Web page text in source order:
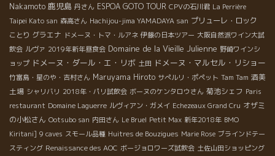
Nakamoto 鹿児島 丹さん ESPOA GOTO TOUR CPVの石川君 La Perrière
Taipei Kato san 森高さん Hachijou-jima YAMADAYA san プリューレ・ロック
ことり グラエナ ドメーヌ・トマ・ルアネ 伊藤の日本ツアー 大阪自然派ワイン大試
飲会 ルヴァ 2019年新年昼食会 Domaine de la Vieille Julienne 野崎ワインシ
ョップ ドメーヌ・ダール・エ・リボ 土田 ドメーヌ・マルセル・リショー
竹富島・星のや・吉村さん Maruyama Hiroto サぺルリ・ポペット Tam Tam 酒美
土場 シャリバリ 2018年・パリ試飲会 ボーヌのケンタロウさん 菊池シェフ Paris
restaurant Domaine Laguerre ルヴィアン・ガメイ Echezeaux Grand Cru オザミ
の小松さん Ootsubo san 内田さん Le Bruel Petit Max 新年2018年 BMO
Kiritani] 9 caves スモール品種 Huitres de Bouzigues Marie Rose ブラインドテー
スティング Renaissance des AOC ボージョロワーズ試飲会 土佐山田ショッピング